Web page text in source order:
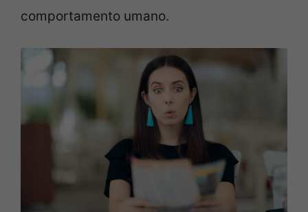
comportamento umano.